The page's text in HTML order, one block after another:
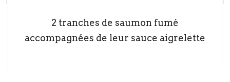
2 tranches de saumon fumé
accompagnées de leur sauce aigrelette